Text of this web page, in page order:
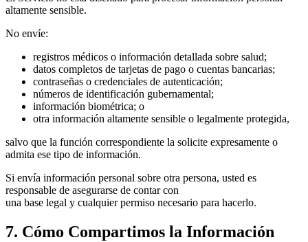
altamente sensible.
No envíe:
registros médicos o información detallada sobre salud;
datos completos de tarjetas de pago o cuentas bancarias;
contraseñas o credenciales de autenticación;
números de identificación gubernamental;
información biométrica; o
otra información altamente sensible o legalmente protegida,
salvo que la función correspondiente la solicite expresamente o
admita ese tipo de información.
Si envía información personal sobre otra persona, usted es
responsable de asegurarse de contar con
una base legal y cualquier permiso necesario para hacerlo.
7. Cómo Compartimos la Información